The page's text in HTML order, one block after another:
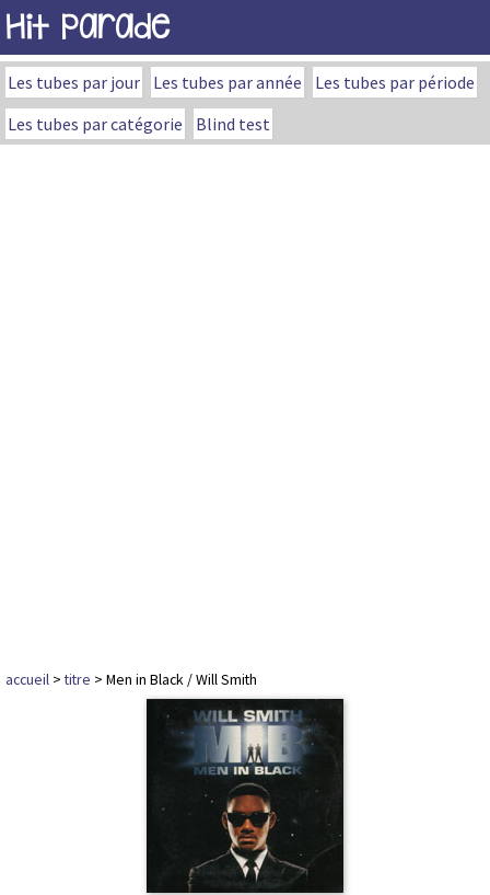
Hit Parade
Les tubes par jour Les tubes par année
Les tubes par période
Les tubes par catégorie
Blind test
accueil >titre > Men in Black / Will Smith